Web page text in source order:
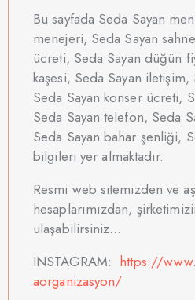
Bu sayfada Seda Sayan
menejeri, Seda Sayan
ücreti, Seda Sayan düğün
kaşesi, Seda Sayan
Seda Sayan konser ücreti,
Seda Sayan telefon, Seda
Seda Sayan bahar şenliği,
bilgileri yer almaktadır.
Resmi web sitemizden ve
hesaplarımızdan,
ulaşabilirsiniz…
INSTAGRAM: https://
aorganizasyon/